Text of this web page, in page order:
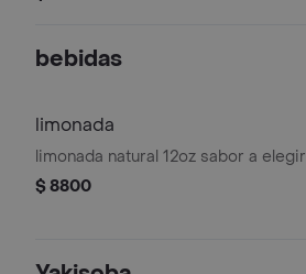
bebidas
limonada
limonada natural 12oz sabor a elegir
$ 8800